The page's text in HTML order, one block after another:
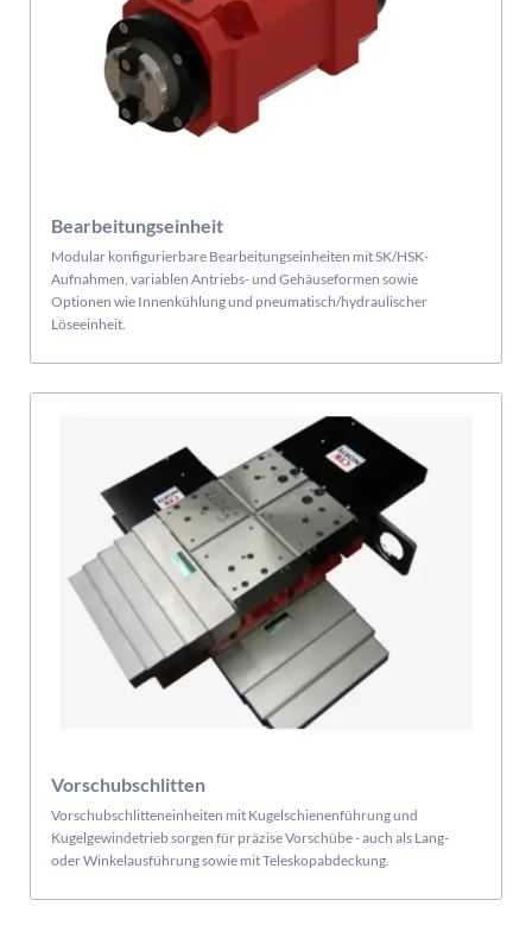
Bearbeitungseinheit
Modular konfigurierbare Bearbeitungseinheiten mit SK/HSK-
Aufnahmen, variablen Antriebs- und Gehäuseformen sowie
Optionen wie Innenkühlung und pneumatisch/hydraulischer
Löseeinheit.
Vorschubschlitten
Vorschubschlitteneinheiten mit Kugelschienenführung und
Kugelgewindetrieb sorgen für präzise Vorschübe - auch als Lang-
oder Winkelausführung sowie mit Teleskopabdeckung.